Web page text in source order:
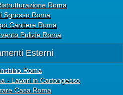
Roma
Sgrosso Roma
Cantiere Roma
Pulizie Roma
Esterni
Roma
- Lavori in Cartongesso
Casa Roma